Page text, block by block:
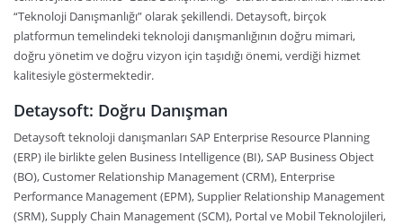
“Teknoloji Danışmanlığı” olarak şekillendi. Detaysoft, birçok
platformun temelindeki teknoloji danışmanlığının doğru mimari,
doğru yönetim ve doğru vizyon için taşıdığı önemi, verdiği hizmet
kalitesiyle göstermektedir.
Detaysoft: Doğru Danışman
Detaysoft teknoloji danışmanları SAP Enterprise Resource Planning
(ERP) ile birlikte gelen Business Intelligence (BI), SAP Business Object
(BO), Customer Relationship Management (CRM), Enterprise
Performance Management (EPM), Supplier Relationship Management
(SRM), Supply Chain Management (SCM), Portal ve Mobil Teknolojileri,